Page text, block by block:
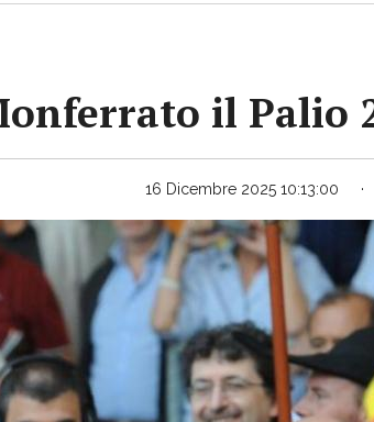
il Palio
16 Dicembre 2025 10:13:00